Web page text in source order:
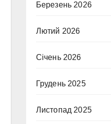
Березень 2026
Лютий 2026
Січень 2026
Грудень 2025
Листопад 2025